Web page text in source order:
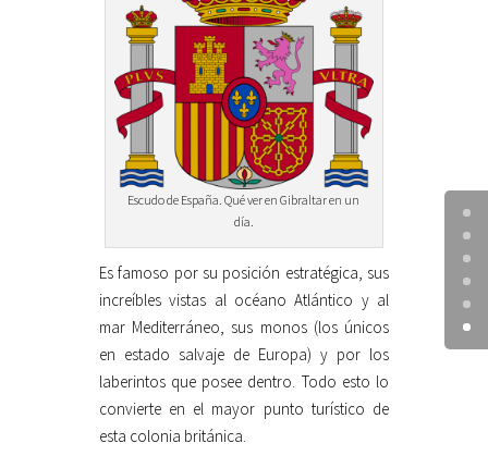
Escudo de España. Qué ver en Gibraltar en un
día.
Es famoso por su posición estratégica, sus
increíbles vistas al océano Atlántico y al
mar Mediterráneo, sus monos (los únicos
en estado salvaje de Europa) y por los
laberintos que posee dentro. Todo esto lo
convierte en el mayor punto turístico de
esta colonia británica.